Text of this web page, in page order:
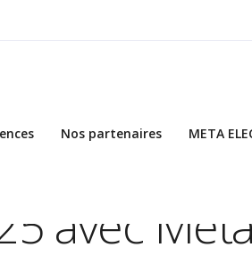
Nos partenaires META
avec